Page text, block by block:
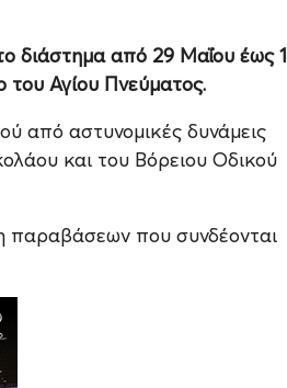
διάστημα από 29 Μαΐου έως 1
του Αγίου Πνεύματος.
από αστυνομικές δυνάμεις
και του Βόρειου Οδικού
παραβάσεων που συνδέονται